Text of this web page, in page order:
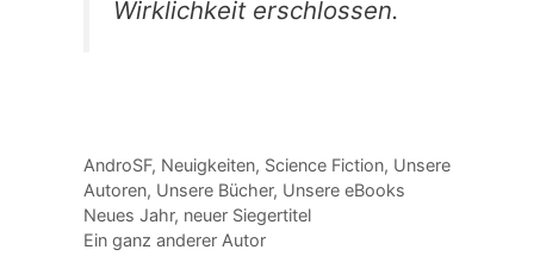
Wirklichkeit erschlossen.
Kategorien
AndroSF, Neuigkeiten, Science Fiction, Unsere
Autoren, Unsere Bücher, Unsere eBooks
Neues Jahr, neuer Siegertitel
Ein ganz anderer Autor